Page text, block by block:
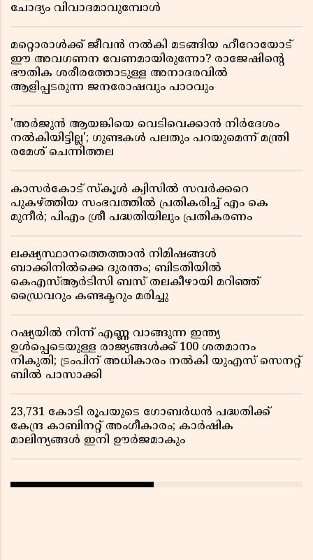
ചോദ്യം വിവാദമാവുമ്പോൾ
മറ്റൊരാൾക്ക് ജീവൻ നൽകി മടങ്ങിയ ഹീറോയോട്
ഈ അവഗണന വേണമായിരുന്നോ? രാജേഷിൻ്റെ
ഭൗതിക ശരീരത്തോടുള്ള അനാദരവിൽ
ആളിപ്പടരുന്ന ജനരോഷവും പാഠവും
'അർജുൻ ആയങ്കിയെ വെടിവെക്കാൻ നിർദേശം
നൽകിയിട്ടില്ല'; ഗുണ്ടകൾ പലതും പറയുമെന്ന് മന്ത്രി
രമേശ് ചെന്നിത്തല
കാസർകോട് സ്കൂൾ ക്വിസിൽ സവർക്കറെ
പുകഴ്ത്തിയ സംഭവത്തിൽ പ്രതികരിച്ച് എം കെ
മുനീർ; പിഎം ശ്രീ പദ്ധതിയിലും പ്രതികരണം
ലക്ഷ്യസ്ഥാനത്തെത്താൻ നിമിഷങ്ങൾ
ബാക്കിനിൽക്കെ ദുരന്തം; ബിടതിയിൽ
കെഎസ്ആർടിസി ബസ് തലകീഴായി മറിഞ്ഞ്
ഡ്രൈവറും കണ്ടക്ടറും മരിച്ചു
റഷ്യയിൽ നിന്ന് എണ്ണ വാങ്ങുന്ന ഇന്ത്യ
ഉൾപ്പെടെയുള്ള രാജ്യങ്ങൾക്ക് 100 ശതമാനം
നികുതി; ട്രംപിന് അധികാരം നൽകി യുഎസ് സെനറ്റ്
ബിൽ പാസാക്കി
23,731 കോടി രൂപയുടെ ഗോബർധൻ പദ്ധതിക്ക്
കേന്ദ്ര കാബിനറ്റ് അംഗീകാരം; കാർഷിക
മാലിന്യങ്ങൾ ഇനി ഊർജമാകും